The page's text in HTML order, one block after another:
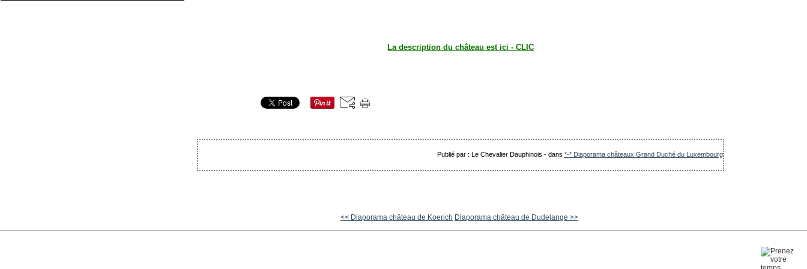
La description du château est ici - CLIC
Publié par : Le Chevalier Dauphinois -dans *-* Diaporama châteaux Grand Duché du Luxembourg
<< Diaporama château de Koerich Diaporama château de Dudelange >>